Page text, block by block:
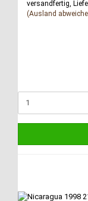
versandfertig,
(Ausland